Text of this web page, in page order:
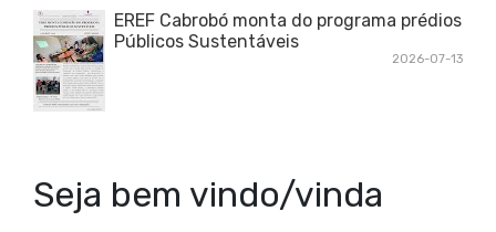
EREF Cabrobó monta do programa prédios
Públicos Sustentáveis
2026-07-13
Seja bem vindo/vinda